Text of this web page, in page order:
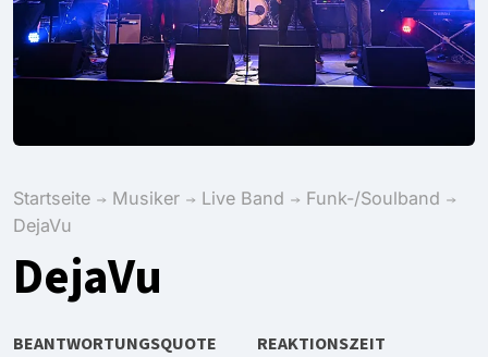
Startseite Musiker Live Band
Funk-/Soulband
DejaVu
DejaVu
BEANTWORTUNGSQUOTE REAKTIONSZEIT